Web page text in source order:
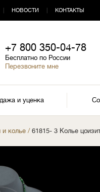
НОВОСТИ КОНТАКТЫ
+7 800 350-04-78
Бесплатно по России
Перезвоните мне
и уценка
и колье / 61815- 3 Колье